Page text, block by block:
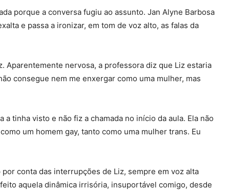
porque a conversa fugiu ao assunto. Jan Alyne Barbosa
e passa a ironizar, em tom de voz alto, as falas da
Aparentemente nervosa, a professora diz que Liz estaria
consegue nem me enxergar como uma mulher, mas
tinha visto e não fiz a chamada no início da aula. Ela não
um homem gay, tanto como uma mulher trans. Eu
conta das interrupções de Liz, sempre em voz alta
aquela dinâmica irrisória, insuportável comigo, desde